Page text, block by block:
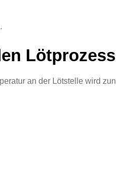
an der Lötstelle wird